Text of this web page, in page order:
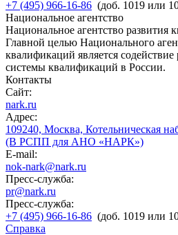
+7 (495) 966-16-86 (доб. 1019 или
Национальное агентство
Национальное агентство развития
Главной целью Национального
квалификаций является
системы квалификаций в России.
Контакты
Сайт:
nark.ru
Адрес:
109240, Москва, Котельническая
(В РСПП для АНО «НАРК»)
E-mail:
nok-nark@nark.ru
Пресс-служба:
pr@nark.ru
Пресс-служба:
+7 (495) 966-16-86 (доб. 1019 или
Справка